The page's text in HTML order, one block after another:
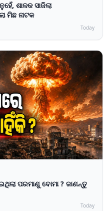
ଶାଳକ ସାଜିଲା
ମିଛ ନାଟକ
Today
ପରମାଣୁ ବୋମା ? ଜାଣନ୍ତୁ
Today